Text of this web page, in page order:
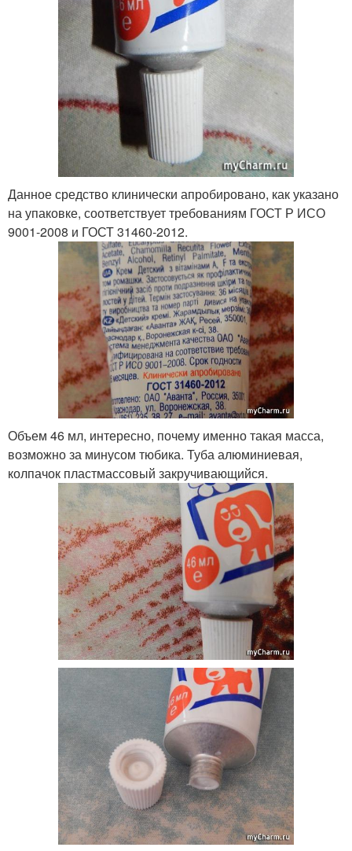
Данное средство клинически апробировано, как указано
на упаковке, соответствует требованиям ГОСТ Р ИСО
9001-2008 и ГОСТ 31460-2012.
Объем 46 мл, интересно, почему именно такая масса,
возможно за минусом тюбика. Туба алюминиевая,
колпачок пластмассовый закручивающийся.